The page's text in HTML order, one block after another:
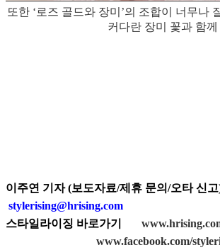
또한 ‘로즈 골드와 장미’의 조합이 너무나
커다란 장미 꽃과 함
이주연 기자 (보도자료/제휴 문의/오타 신
stylerising@hrising.com
스타일라이징 바로가기
www.facebook.com/